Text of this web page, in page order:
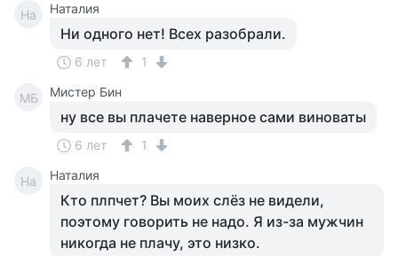
На Наталия
Ни одного нет! Всех разобрали.
6 лет 1
МБ Мистер Бин
ну все вы плачете наверное сами виноваты
6 лет 1
На Наталия
Кто плпчет? Вы моих слёз не видели,
поэтому говорить не надо. Я из-за мужчин
никогда не плачу, это низко.